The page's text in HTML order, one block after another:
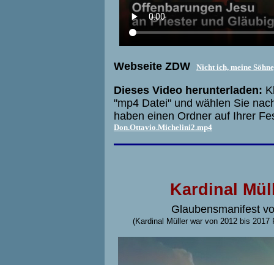
Webseite ZDW Nicht ich, meine
Dieses Video herunterladen:
"mp4 Datei" und wählen Sie
haben einen Ordner auf Ihrer
Don.Ottavio.Michelini2.mp4
Kardinal
Glaubensmanifest
(Kardinal Müller war von 2012 bis